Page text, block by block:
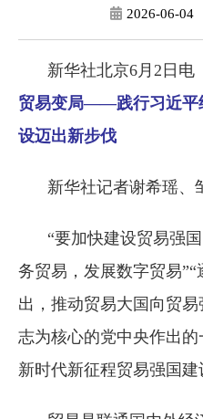
2026-06-04
新华社北京6月2日电
贸易变局——践行习近平
设迈出新步伐
新华社记者谢希瑶、
“要加快建设贸易强
务贸易，发展数字贸易
出，推动贸易大国向贸
志为核心的党中央作出
新时代新征程贸易强国建